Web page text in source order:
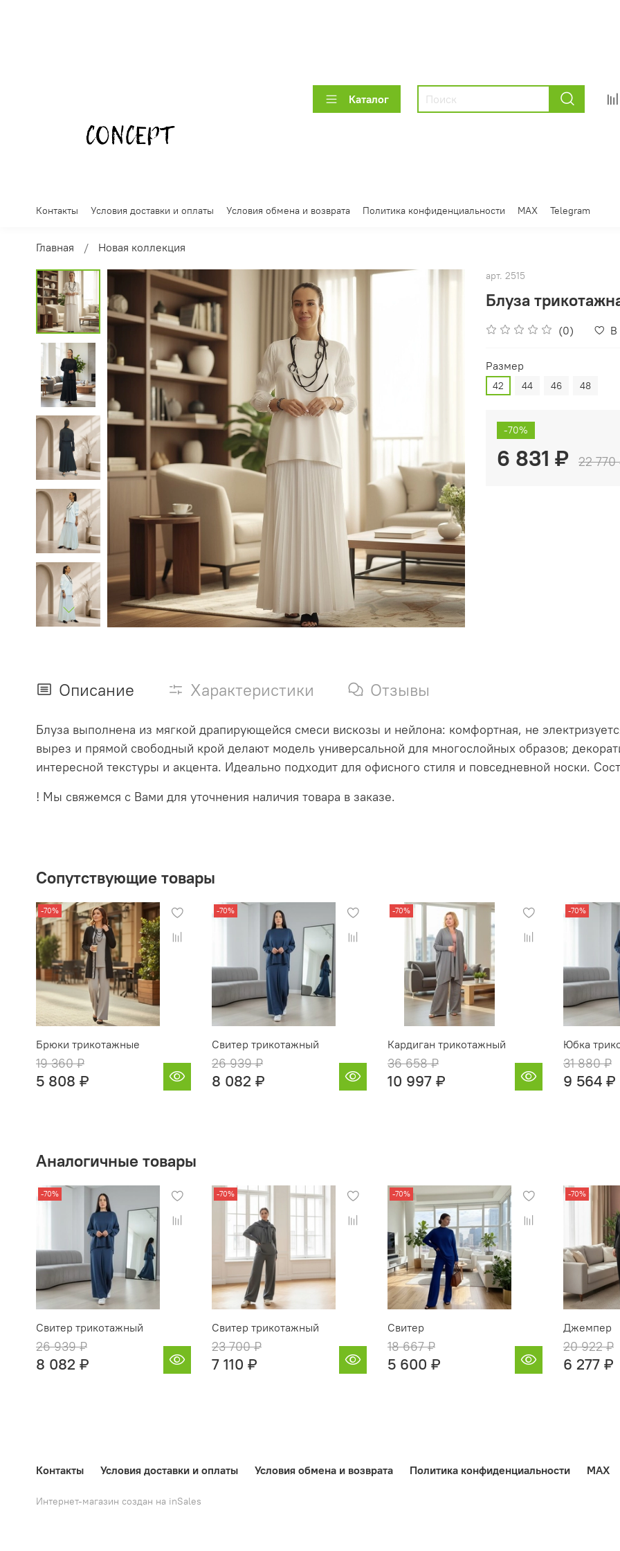
Каталог
Контакты Условия доставки и оплаты Условия обмена и возврата Политика конфиденциальности MAX Telegram
Главная Новая коллекция
арт. 2515
Блуза
(0) В
Размер
42 44 46 48
-70%
6 831 ₽ 22 770
Описание Характеристики Отзывы
Блуза выполнена из мягкой драпирующейся смеси вискозы и нейлона: комфортная, не
вырез и прямой свободный крой делают модель универсальной для многослойных образов;
интересной текстуры и акцента. Идеально подходит для офисного стиля и повседневной носки.
! Мы свяжемся с Вами для уточнения наличия товара в заказе.
Сопутствующие товары
-70%
Брюки трикотажные
19 360 ₽
5 808 ₽
-70%
Свитер трикотажный
26 939 ₽
8 082 ₽
-70%
Кардиган трикотажный
36 658 ₽
10 997 ₽
-70%
Юбка
31 880 ₽
9 564 ₽
Аналогичные товары
-70%
Свитер трикотажный
26 939 ₽
8 082 ₽
-70%
Свитер трикотажный
23 700 ₽
7 110 ₽
-70%
Свитер
18 667 ₽
5 600 ₽
-70%
Джемпер
20 922 ₽
6 277 ₽
Контакты Условия доставки и оплаты Условия обмена и возврата Политика конфиденциальности MAX
Интернет-магазин создан на inSales